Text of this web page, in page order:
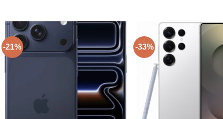
-21% -33%